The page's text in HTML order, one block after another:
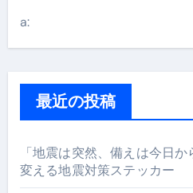
a:
最近の投稿
「地震は突然、備えは今日
変える地震対策ステッカー